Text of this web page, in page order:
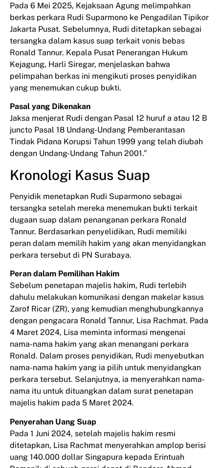
Pada 6 Mei 2025, Kejaksaan Agung melimpahkan
berkas perkara Rudi Suparmono ke Pengadilan Tipikor
Jakarta Pusat. Sebelumnya, Rudi ditetapkan sebagai
tersangka dalam kasus suap terkait vonis bebas
Ronald Tannur. Kepala Pusat Penerangan Hukum
Kejagung, Harli Siregar, menjelaskan bahwa
pelimpahan berkas ini mengikuti proses penyidikan
yang menemukan cukup bukti.
Pasal yang Dikenakan
Jaksa menjerat Rudi dengan Pasal 12 huruf a atau 12 B
juncto Pasal 18 Undang-Undang Pemberantasan
Tindak Pidana Korupsi Tahun 1999 yang telah diubah
dengan Undang-Undang Tahun 2001.”
Kronologi Kasus Suap
Penyidik menetapkan Rudi Suparmono sebagai
tersangka setelah mereka menemukan bukti terkait
dugaan suap dalam penanganan perkara Ronald
Tannur. Berdasarkan penyelidikan, Rudi memiliki
peran dalam memilih hakim yang akan menyidangkan
perkara tersebut di PN Surabaya.
Peran dalam Pemilihan Hakim
Sebelum penetapan majelis hakim, Rudi terlebih
dahulu melakukan komunikasi dengan makelar kasus
Zarof Ricar (ZR), yang kemudian menghubungkannya
dengan pengacara Ronald Tannur, Lisa Rachmat. Pada
4 Maret 2024, Lisa meminta informasi mengenai
nama-nama hakim yang akan menangani perkara
Ronald. Dalam proses penyidikan, Rudi menyebutkan
nama-nama hakim yang ia pilih untuk menyidangkan
perkara tersebut. Selanjutnya, ia menyerahkan nama-
nama itu untuk dituangkan dalam surat penetapan
majelis hakim pada 5 Maret 2024.
Penyerahan Uang Suap
Pada 1 Juni 2024, setelah majelis hakim resmi
ditetapkan, Lisa Rachmat menyerahkan amplop berisi
uang 140.000 dollar Singapura kepada Erintuah